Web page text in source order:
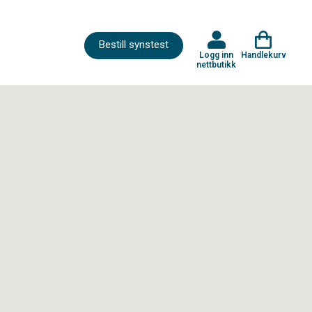
Bestill synstest
Logg inn
nettbutikk
Handlekurv